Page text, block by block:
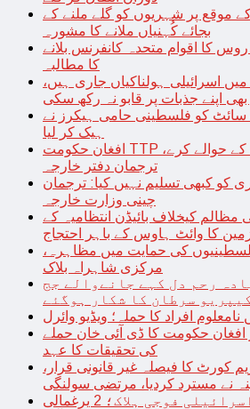
موقع پر شہریوں کو گلے ملنے کے
بجائے کُہنیاں ملانے کا مشورہ
کا اقوام متحدہ کانفرنس بلانے
کا مطالبہ
اسرائیلی ہولناکیاں جاری ہیں،
بھی اپنے جذبات پر قابو نہ رکھ سکی
سائٹ کو فلسطینی حامی ہیکرز نے
ہیک کر لیا
افغان حکومت TTP قیادت کو پاکستان کے حوالے کرے،
ترجمان دفتر خارجہ
کو کبھی تسلیم نہیں کیا: ترجمان
چینی وزارت خارجہ
مظالم کیخلاف بائیڈن انتظامیہ کے
کا وائٹ ہاوس کے باہر احتجاج
فلسطینیوں کی حمایت میں مظاہرہ،
مرکزی شاہراہ بلاک
رحم دل کہے جانےوالے جج
سرطان کا شکار ہوگئے
نامعلوم افراد کا حملہ؛ ویڈیو وائرل
افغان حکومت کا ڈی آئی خان حملے
کی تحقیقات کا عہد
کورٹ کا فیصلہ غیر قانونی قرار،
نے مسترد کردیا، مرتضی سولنگی
غزہ میں مزید 10 اسرائیلی فوجی ہلاک؛ 2 یرغمالی